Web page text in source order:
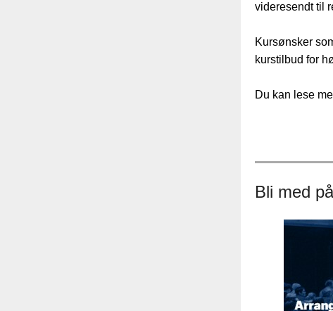
videresendt til
Kursønsker
kurstilbud for
Du kan lese
Bli med